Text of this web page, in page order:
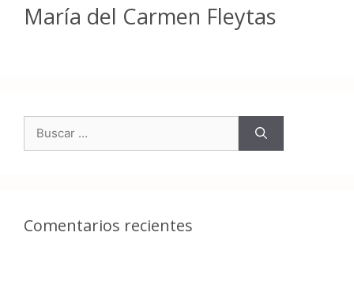
María del Carmen Fleytas
Comentarios recientes